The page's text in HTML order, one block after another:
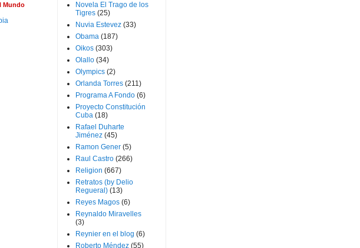
Mundo
Novela El Trago de los
Tigres (25)
Nuvia Estevez (33)
Obama (187)
Oikos (303)
Olallo (34)
Olympics (2)
Orlanda Torres (211)
Programa A Fondo (6)
Proyecto Constitución
Cuba (18)
Rafael Duharte
Jiménez (45)
Ramon Gener (5)
Raul Castro (266)
Religion (667)
Retratos (by Delio
Regueral) (13)
Reyes Magos (6)
Reynaldo Miravelles
(3)
Reynier en el blog (6)
Roberto Méndez (55)